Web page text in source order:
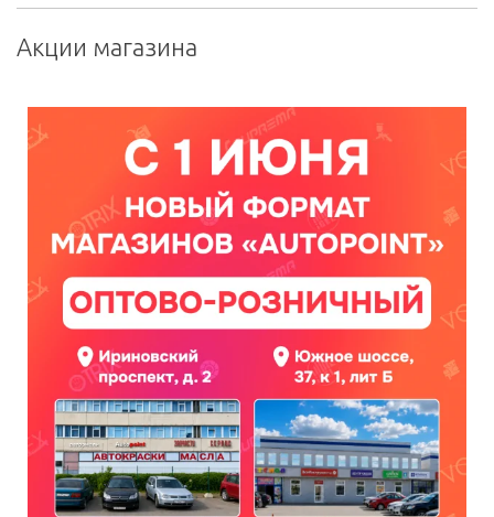
Акции магазина